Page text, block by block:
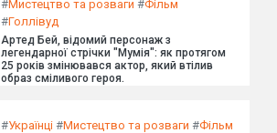
#Мистецтво та розваги #Фільм
#Голлівуд
Артед Бей, відомий персонаж з
легендарної стрічки "Мумія": як протягом
25 років змінювався актор, який втілив
образ сміливого героя.
#Українці #Мистецтво та розваги #Фільм